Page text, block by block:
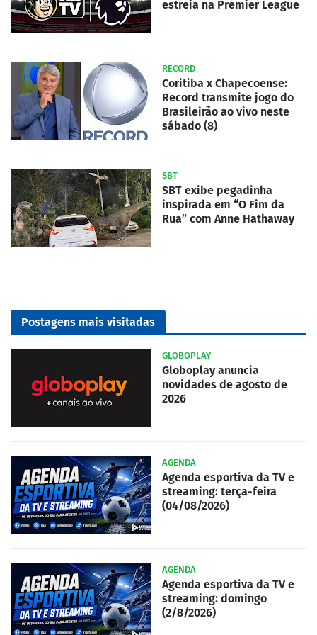
estreia na Premier League
RECORD
Coritiba x Chapecoense:
Record transmite jogo do
Brasileirão ao vivo neste
sábado (8)
SBT
SBT exibe pegadinha
inspirada em “O Fim da
Rua” com Anne Hathaway
Postagens mais visitadas
GLOBOPLAY
Globoplay anuncia
novidades de agosto de
2026
AGENDA
Agenda esportiva da TV e
streaming: terça-feira
(04/08/2026)
AGENDA
Agenda esportiva da TV e
streaming: domingo
(2/8/2026)